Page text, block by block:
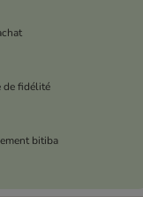
de fidélité
bitiba